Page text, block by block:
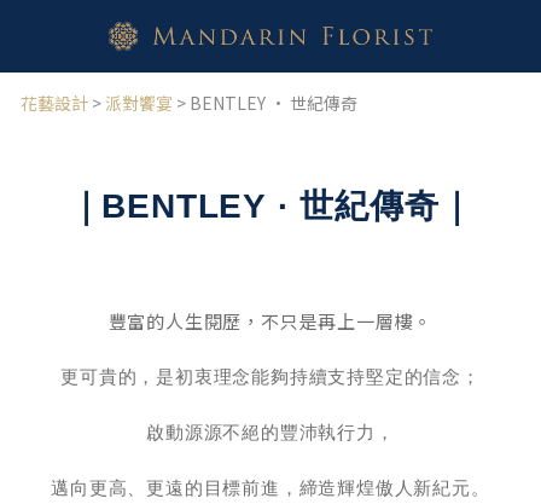
花藝設計 > 派對饗宴 > BENTLEY · 世紀傳奇
｜BENTLEY · 世紀傳奇｜
豐富的人生閱歷，不只是再上一層樓。
更可貴的，是初衷理念能夠持續支持堅定的信念；
啟動源源不絕的豐沛執行力，
邁向更高、更遠的目標前進，締造輝煌傲人新紀元。